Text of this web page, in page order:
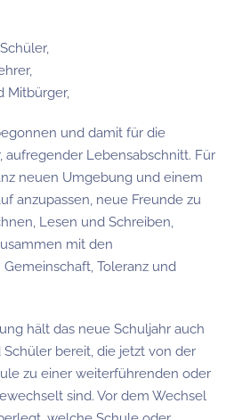
Mitbürger,
und damit für die
aufregender Lebensabschnitt. Für
neuen Umgebung und einem
anzupassen, neue Freunde zu
Lesen und Schreiben,
mit den
Toleranz und
hält das neue Schuljahr auch
bereit, die jetzt von der
zu einer weiterführenden oder
sind. Vor dem Wechsel